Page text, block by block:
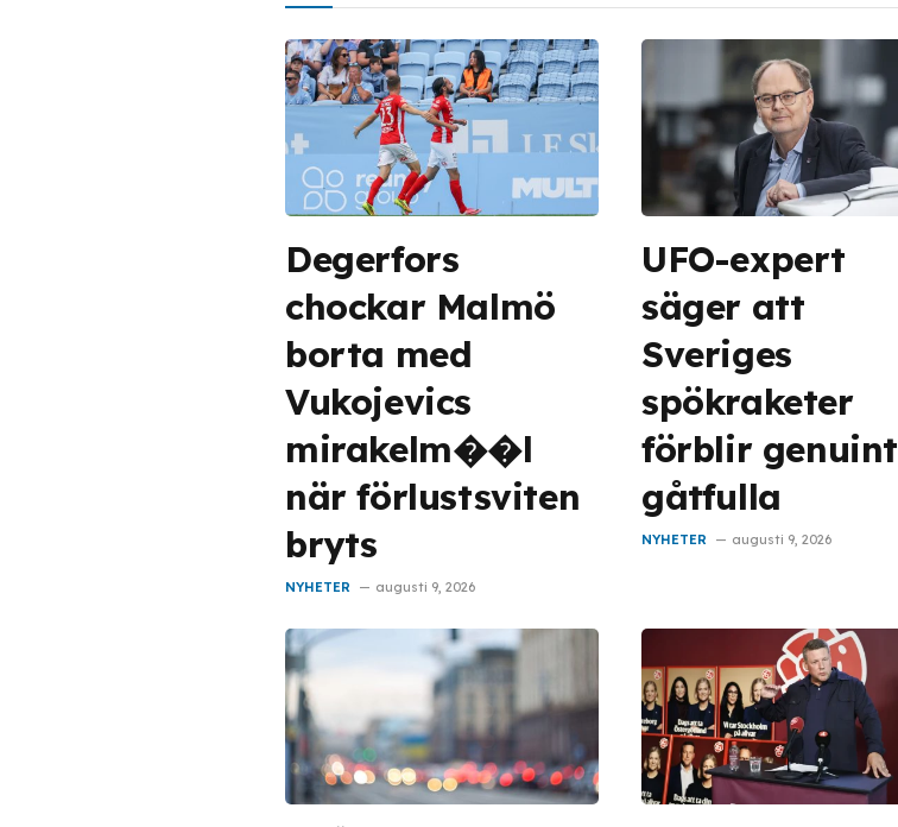
Degerfors
chockar Malmö
borta med
Vukojevics
mirakelm��l
när förlustsviten
bryts
NYHETER augusti 9, 2026
UFO-expert
säger att
Sveriges
spökraketer
förblir genuint
gåtfulla
NYHETER augusti 9, 2026